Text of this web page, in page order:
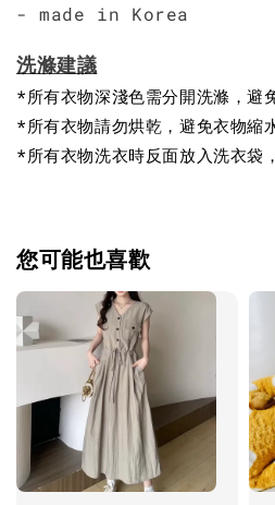
- made in Korea
洗滌建議
*所有衣物深淺色需分開洗滌，避
*所有衣物請勿烘乾，避免衣物縮
*所有衣物洗衣時反面放入洗衣袋
您可能也喜歡